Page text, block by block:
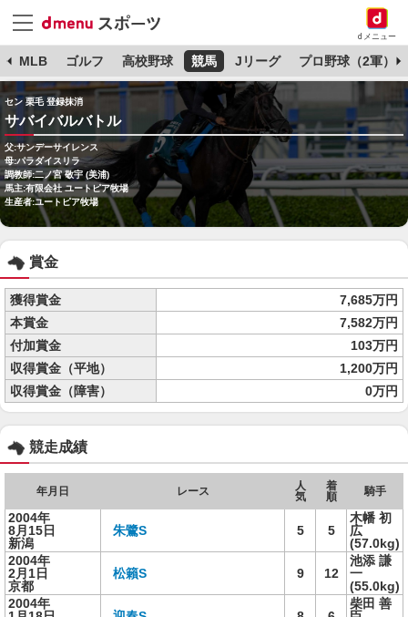
dメニュー
MLB ゴルフ 高校野球 競馬 Jリーグ プロ野球（2軍）
セン 栗毛 登録抹消
サバイバルバトル
父:サンデーサイレンス
母:パラダイスリラ
調教師:二ノ宮 敬宇 (美浦)
馬主:有限会社 ユートピア牧場
生産者:ユートピア牧場
賞金
獲得賞金
7,685万円
本賞金
7,582万円
付加賞金
103万円
収得賞金（平地）
1,200万円
収得賞金（障害）
0万円
競走成績
年月日 レース
人
気
着
順
騎手
2004年
8月15日
新潟
朱鷺S 5 5
木幡 初
広
(57.0kg)
2004年
2月1日
京都
松籟S 9 12
池添 謙
一
(55.0kg)
2004年
柴田 善